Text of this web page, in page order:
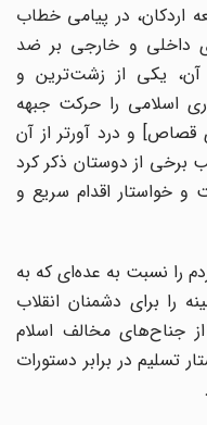
اردکان، در پیامی خطاب
داخلی و خارجی بر ضد
یکی از زشت‌ترین و
اسلامی را حرکت جبهه‌
و درد آورتر از آن
برخی از دوستان ذکر کرد
خواستار اقدام سریع و
را نسبت به عده‌ای که به
را برای دشمنان انقلاب
مخالف اسلام
تسلیم در برابر دستورات